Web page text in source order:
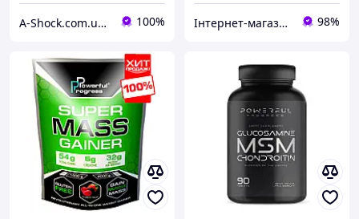
A-Shock.com.ua - інтернет магазин спортивного харчування 100% Інтернет-магазин спортивного харчування у Вінниці «Kings Nutrition» 98%